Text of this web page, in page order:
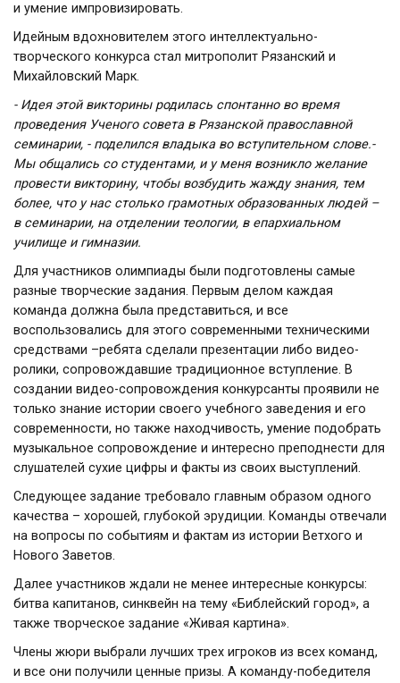
и умение импровизировать.
Идейным вдохновителем этого интеллектуально-
творческого конкурса стал митрополит Рязанский и
Михайловский Марк.
- Идея этой викторины родилась спонтанно во время
проведения Ученого совета в Рязанской православной
семинарии, - поделился владыка во вступительном слове.-
Мы общались со студентами, и у меня возникло желание
провести викторину, чтобы возбудить жажду знания, тем
более, что у нас столько грамотных образованных людей –
в семинарии, на отделении теологии, в епархиальном
училище и гимназии.
Для участников олимпиады были подготовлены самые
разные творческие задания. Первым делом каждая
команда должна была представиться, и все
воспользовались для этого современными техническими
средствами –ребята сделали презентации либо видео-
ролики, сопровождавшие традиционное вступление. В
создании видео-сопровождения конкурсанты проявили не
только знание истории своего учебного заведения и его
современности, но также находчивость, умение подобрать
музыкальное сопровождение и интересно преподнести для
слушателей сухие цифры и факты из своих выступлений.
Следующее задание требовало главным образом одного
качества – хорошей, глубокой эрудиции. Команды отвечали
на вопросы по событиям и фактам из истории Ветхого и
Нового Заветов.
Далее участников ждали не менее интересные конкурсы:
битва капитанов, синквейн на тему «Библейский город», а
также творческое задание «Живая картина».
Члены жюри выбрали лучших трех игроков из всех команд,
и все они получили ценные призы. А команду-победителя